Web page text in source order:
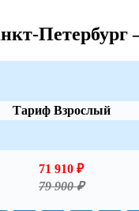
Тариф Взрослый
71 910 ₽
79 900 ₽